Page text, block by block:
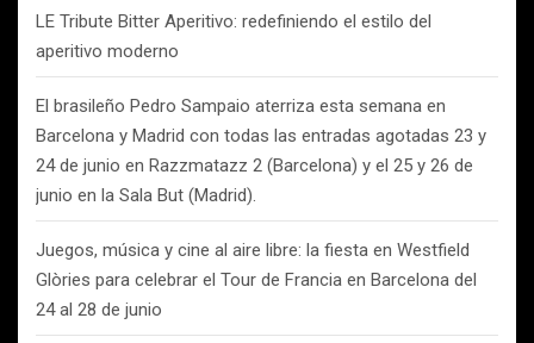
LE Tribute Bitter Aperitivo: redefiniendo el estilo del
aperitivo moderno
El brasileño Pedro Sampaio aterriza esta semana en
Barcelona y Madrid con todas las entradas agotadas 23 y
24 de junio en Razzmatazz 2 (Barcelona) y el 25 y 26 de
junio en la Sala But (Madrid).
Juegos, música y cine al aire libre: la fiesta en Westfield
Glòries para celebrar el Tour de Francia en Barcelona del
24 al 28 de junio